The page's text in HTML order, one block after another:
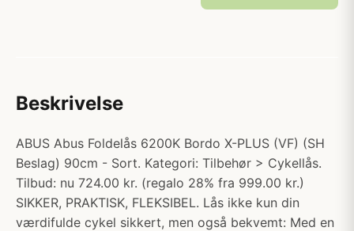
Beskrivelse
ABUS Abus Foldelås 6200K Bordo X-PLUS (VF) (SH
Beslag) 90cm - Sort. Kategori: Tilbehør > Cykellås.
Tilbud: nu 724.00 kr. (regalo 28% fra 999.00 kr.)
SIKKER, PRAKTISK, FLEKSIBEL. Lås ikke kun din
værdifulde cykel sikkert, men også bekvemt: Med en